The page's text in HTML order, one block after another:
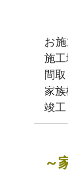
お
施
間
家
竣
～